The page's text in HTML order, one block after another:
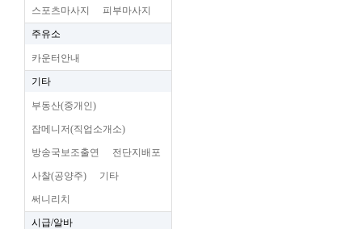
스포츠마사지 피부마사지
주유소
카운터안내
기타
부동산(중개인)
잡메니저(직업소개소)
방송국보조출연 전단지배포
사찰(공양주) 기타
써니리치
시급/알바